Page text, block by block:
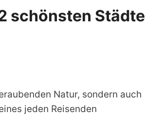
schönsten Städte
Natur, sondern auch
jeden Reisenden